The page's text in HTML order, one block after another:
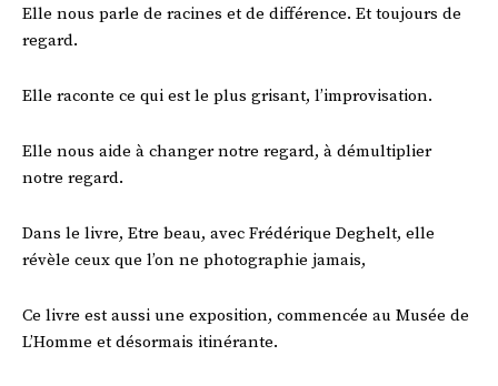
Elle nous parle de racines et de différence. Et toujours de
regard.
Elle raconte ce qui est le plus grisant, l’improvisation.
Elle nous aide à changer notre regard, à démultiplier
notre regard.
Dans le livre, Etre beau, avec Frédérique Deghelt, elle
révèle ceux que l’on ne photographie jamais,
Ce livre est aussi une exposition, commencée au Musée de
L’Homme et désormais itinérante.